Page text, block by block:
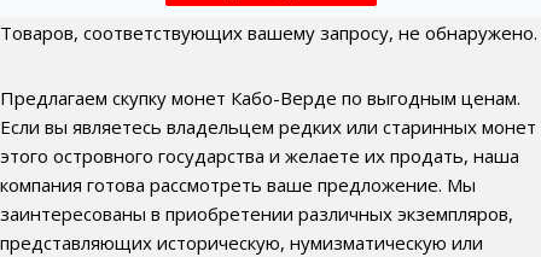
Товаров, соответствующих вашему запросу, не обнаружено.
Предлагаем скупку монет Кабо-Верде по выгодным ценам.
Если вы являетесь владельцем редких или старинных монет
этого островного государства и желаете их продать, наша
компания готова рассмотреть ваше предложение. Мы
заинтересованы в приобретении различных экземпляров,
представляющих историческую, нумизматическую или